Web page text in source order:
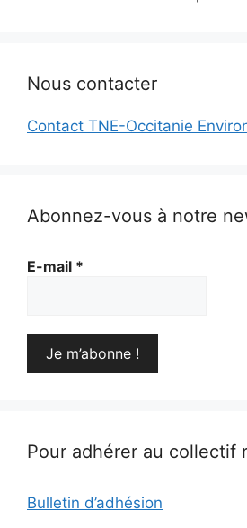
Nous contacter
Contact TNE-Occitanie
Abonnez-vous à notre
E-mail *
Pour adhérer au collectif
Bulletin d’adhésion